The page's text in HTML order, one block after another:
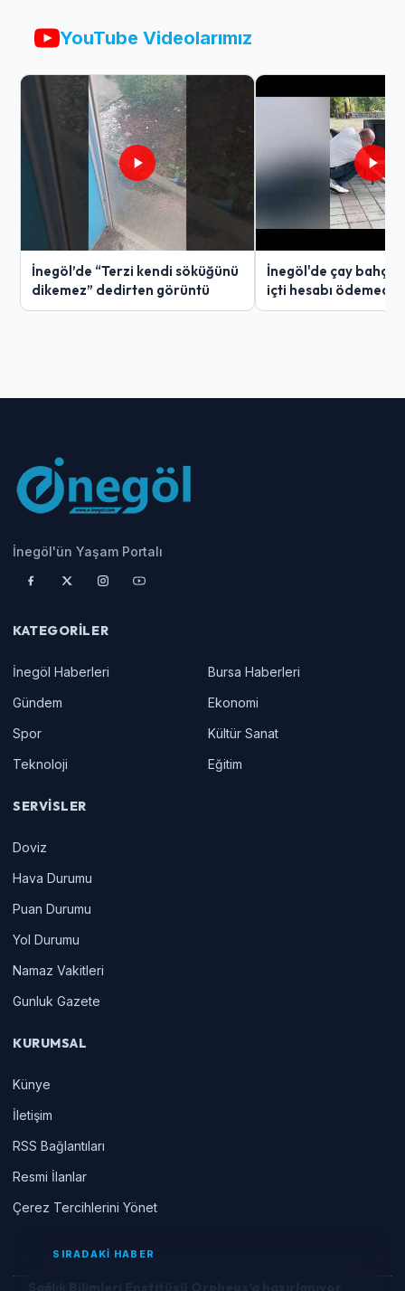
YouTube Videolarımız
İnegöl’de “Terzi kendi söküğünü
dikemez” dedirten görüntü
İnegöl'de çay
içti hesabı ödemedi
İnegöl'ün Yaşam Portalı
KATEGORILER
İnegöl Haberleri
Bursa Haberleri
Gündem
Ekonomi
Spor
Kültür Sanat
Teknoloji
Eğitim
SERVISLER
Doviz
Hava Durumu
Puan Durumu
Yol Durumu
Namaz Vakitleri
Gunluk Gazete
KURUMSAL
Künye
İletişim
RSS Bağlantıları
Resmi İlanlar
Çerez Tercihlerini Yönet
SIRADAKİ HABER